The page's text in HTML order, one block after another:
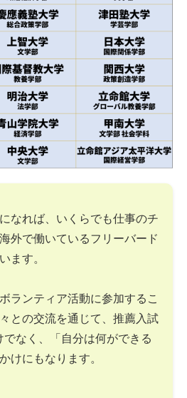
なれば、いくらでも仕事のチ
外で働いているフリーバード
ます。
ランティア活動に参加するこ
との交流を通じて、推薦入試
なく、「自分は何ができる
けにもなります。